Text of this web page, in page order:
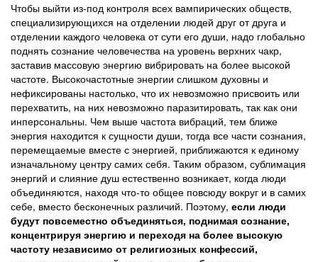
Чтобы выйти из-под контроля всех вампирических обществ,
специализирующихся на отделении людей друг от друга и
отделении каждого человека от сути его души, надо глобально
поднять сознание человечества на уровень верхних чакр,
заставив массовую энергию вибрировать на более высокой
частоте. Высокочастотные энергии слишком духовны и
нефиксированы настолько, что их невозможно присвоить или
перехватить, на них невозможно паразитировать, так как они
инперсональны. Чем выше частота вибраций, тем ближе
энергия находится к сущности души, тогда все части сознания,
перемещаемые вместе с энергией, приближаются к единому
изначальному центру самих себя. Таким образом, сублимация
энергий и слияние душ естественно возникает, когда люди
объединяются, находя что-то общее повсюду вокруг и в самих
себе, вместо бесконечных различий. Поэтому, если люди
будут повсеместно объединяться, поднимая сознание,
концентрируя энергию и переходя на более высокую
частоту независимо от религиозных конфессий,